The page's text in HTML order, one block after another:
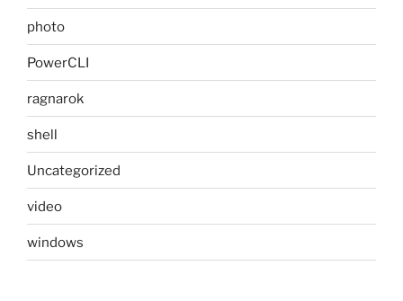
photo
PowerCLI
ragnarok
shell
Uncategorized
video
windows